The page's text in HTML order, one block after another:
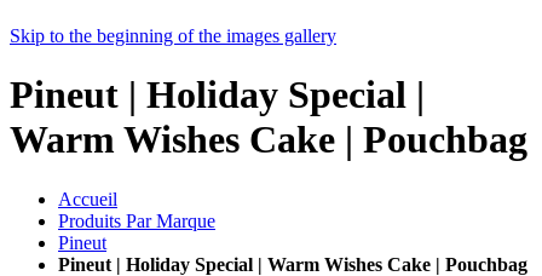
Skip to the beginning of the images gallery
Pineut | Holiday Special |
Warm Wishes Cake | Pouchbag
Accueil
Produits Par Marque
Pineut
Pineut | Holiday Special | Warm Wishes Cake | Pouchbag